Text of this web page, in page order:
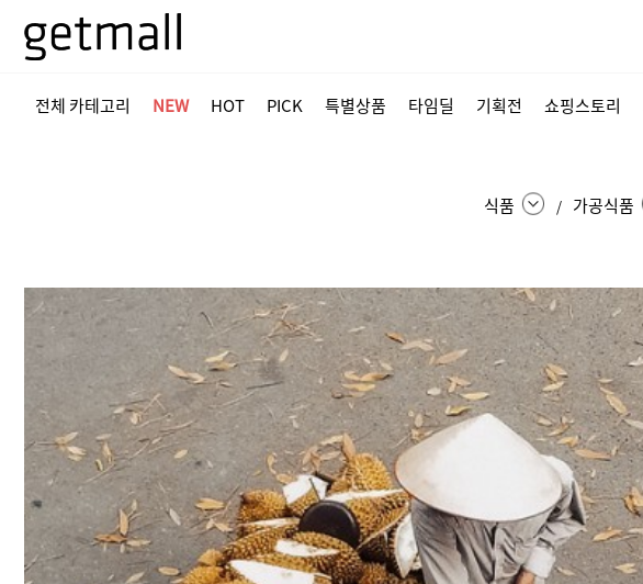
전체 카테고리 NEW HOT PICK 특별상품 타임딜 기획전 쇼핑스토리
식품 / 가공식품